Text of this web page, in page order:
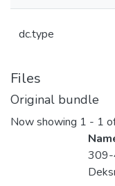
dc.type
Files
Original bundle
Now showing 1 - 1